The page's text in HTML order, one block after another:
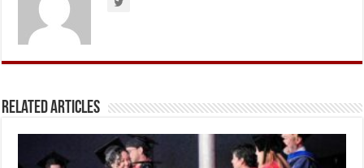
Related Articles